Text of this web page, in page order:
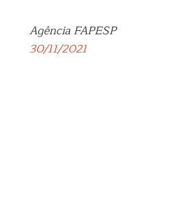
Agência FAPESP
30/11/2021